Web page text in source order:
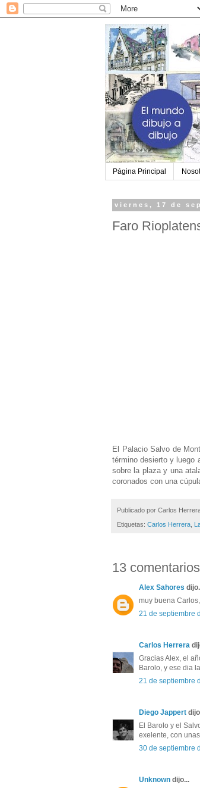
Página Principal
viernes, 17 de
Faro
El Palacio Salvo de
término desierto y luego
sobre la plaza y una
coronados con una
Publicado por Carlos
Etiquetas: Carlos Herrera,
13
Alex Sahores
muy buena
21 de septiembre
Carlos Herrera
Gracias Alex, el
Barolo, y ese dia
21 de septiembre
Diego Jappert
El Barolo y el
exelente, con
30 de septiembre
Unknown dijo...